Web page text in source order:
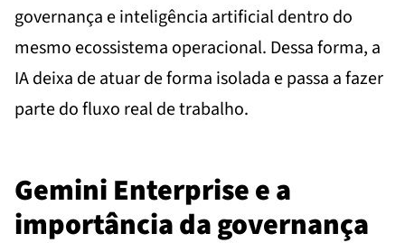
governança e inteligência artificial dentro do
mesmo ecossistema operacional. Dessa forma, a
IA deixa de atuar de forma isolada e passa a fazer
parte do fluxo real de trabalho.
Gemini Enterprise e a
importância da governança